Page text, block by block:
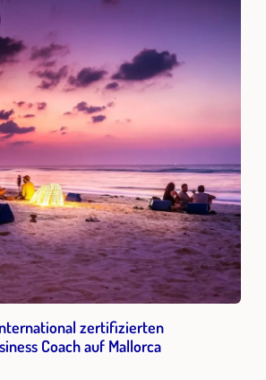
zertifizierten
Coach auf Mallorca